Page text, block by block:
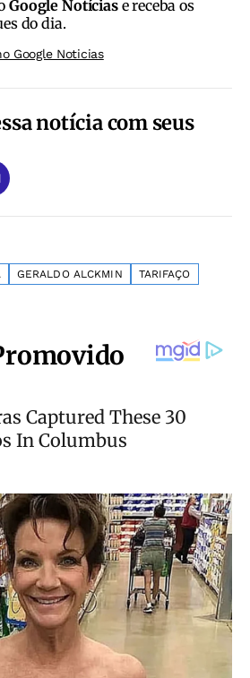
Google Notíciase receba os
do dia.
Google Noticias
notícia com seus
GERALDO ALCKMIN
TARIFAÇO